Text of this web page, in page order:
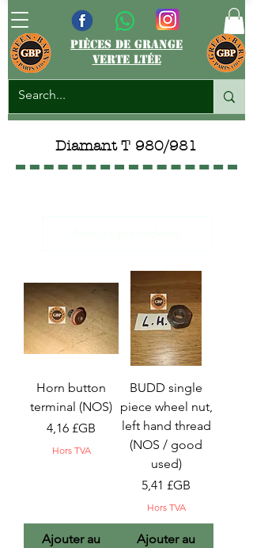
pièces de grange
verte ltée
Diamant T 980/981
Horn button
terminal (NOS)
Prix
4,16 £GB
Hors TVA
Ajouter au
BUDD single
piece wheel nut,
left hand thread
(NOS / good
used)
Prix
5,41 £GB
Hors TVA
Ajouter au